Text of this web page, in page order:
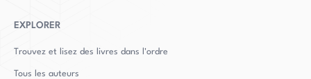
EXPLORER
Trouvez et lisez des livres dans l'ordre
Tous les auteurs